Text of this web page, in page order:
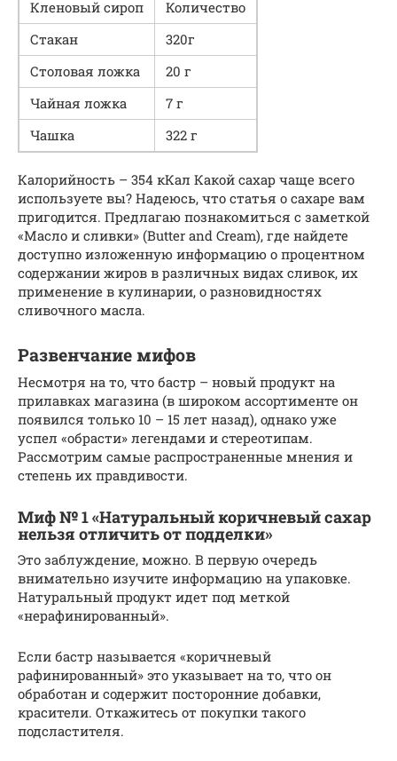
Кленовый сироп
Количество
Стакан
320г
Столовая ложка
20 г
Чайная ложка
7 г
Чашка
322 г
Калорийность – 354 кКал Какой сахар чаще всего
используете вы? Надеюсь, что статья о сахаре вам
пригодится. Предлагаю познакомиться с заметкой
«Масло и сливки» (Butter and Cream), где найдете
доступно изложенную информацию о процентном
содержании жиров в различных видах сливок, их
применение в кулинарии, о разновидностях
сливочного масла.
Развенчание мифов
Несмотря на то, что бастр – новый продукт на
прилавках магазина (в широком ассортименте он
появился только 10 – 15 лет назад), однако уже
успел «обрасти» легендами и стереотипам.
Рассмотрим самые распространенные мнения и
степень их правдивости.
Миф № 1 «Натуральный коричневый сахар
нельзя отличить от подделки»
Это заблуждение, можно. В первую очередь
внимательно изучите информацию на упаковке.
Натуральный продукт идет под меткой
«нерафинированный».
Если бастр называется «коричневый
рафинированный» это указывает на то, что он
обработан и содержит посторонние добавки,
красители. Откажитесь от покупки такого
подсластителя.